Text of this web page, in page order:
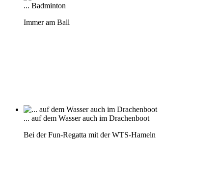
... Badminton
Immer am Ball
... auf dem Wasser auch im Drachenboot
Bei der Fun-Regatta mit der WTS-Hameln